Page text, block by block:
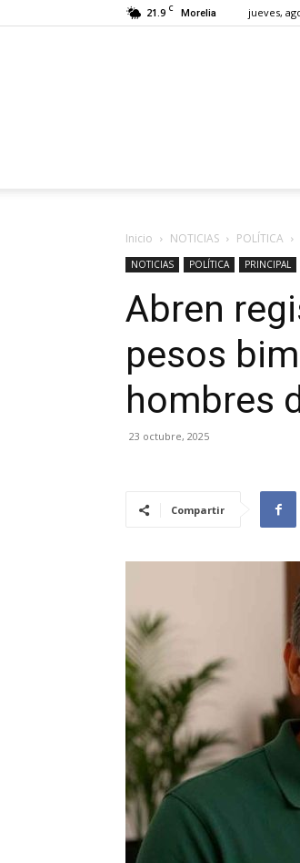
21.9 C Morelia jueves,
Inicio NOTICIAS POLÍTICA
NOTICIAS POLÍTICA PRINCIPAL
Abren
pesos
hombres
23 octubre, 2025
Compartir